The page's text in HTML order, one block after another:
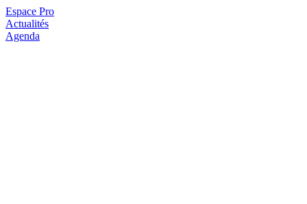
Espace Pro
Actualités
Agenda